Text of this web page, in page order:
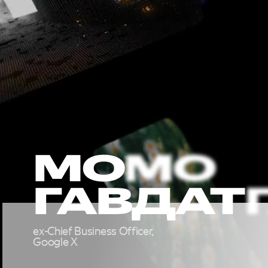
МО
ГАВДАТ
ex-Chief Business Officer,
Google X